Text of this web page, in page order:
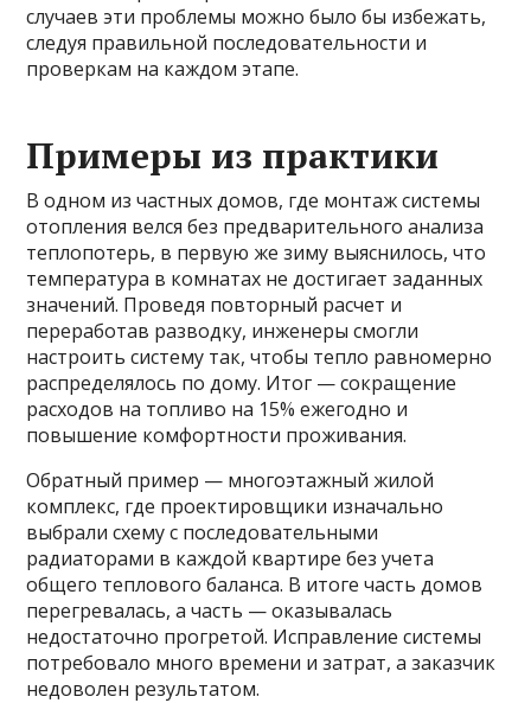
случаев эти проблемы можно было бы избежать,
следуя правильной последовательности и
проверкам на каждом этапе.
Примеры из практики
В одном из частных домов, где монтаж системы
отопления велся без предварительного анализа
теплопотерь, в первую же зиму выяснилось, что
температура в комнатах не достигает заданных
значений. Проведя повторный расчет и
переработав разводку, инженеры смогли
настроить систему так, чтобы тепло равномерно
распределялось по дому. Итог — сокращение
расходов на топливо на 15% ежегодно и
повышение комфортности проживания.
Обратный пример — многоэтажный жилой
комплекс, где проектировщики изначально
выбрали схему с последовательными
радиаторами в каждой квартире без учета
общего теплового баланса. В итоге часть домов
перегревалась, а часть — оказывалась
недостаточно прогретой. Исправление системы
потребовало много времени и затрат, а заказчик
недоволен результатом.